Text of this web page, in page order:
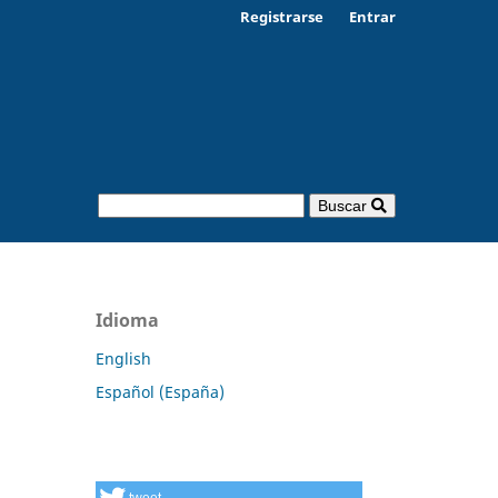
Buscar
Registrarse Entrar
Idioma
English
Español (España)